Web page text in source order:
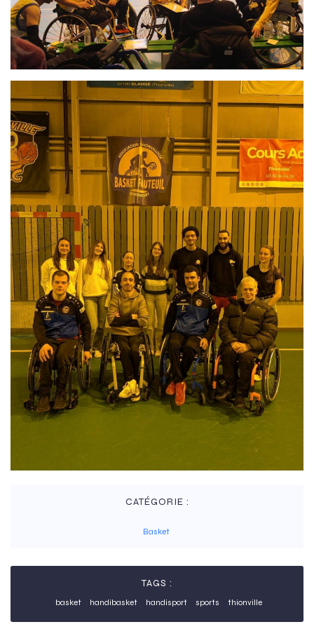
CATÉGORIE :
Basket
TAGS :
basket handibasket handisport sports thionville